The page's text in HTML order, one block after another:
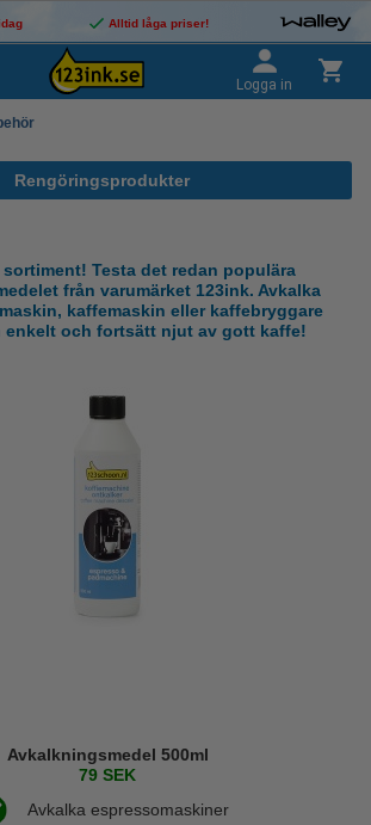
Alltid låga priser!
Logga in
Rengöringsprodukter
Testa det redan populära
från varumärket 123ink. Avkalka
kaffemaskin eller kaffebryggare
enkelt och fortsätt njut av gott kaffe!
Avkalkningsmedel 500ml
79 SEK
Avkalka espressomaskiner